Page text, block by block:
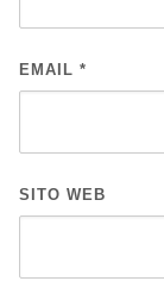
EMAIL *
SITO WEB